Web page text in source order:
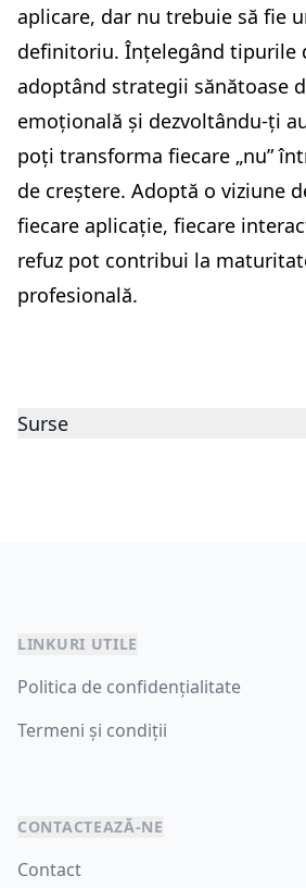
aplicare, dar nu trebuie să fie
definitoriu. Înțelegând tipurile
adoptând strategii sănătoase
emoțională și dezvoltându-ți
poți transforma fiecare „nu”
de creștere. Adoptă o viziune
fiecare aplicație, fiecare
refuz pot contribui la
profesională.
Surse
LINKURI UTILE
Politica de confidențialitate
Termeni și condiții
CONTACTEAZĂ-NE
Contact